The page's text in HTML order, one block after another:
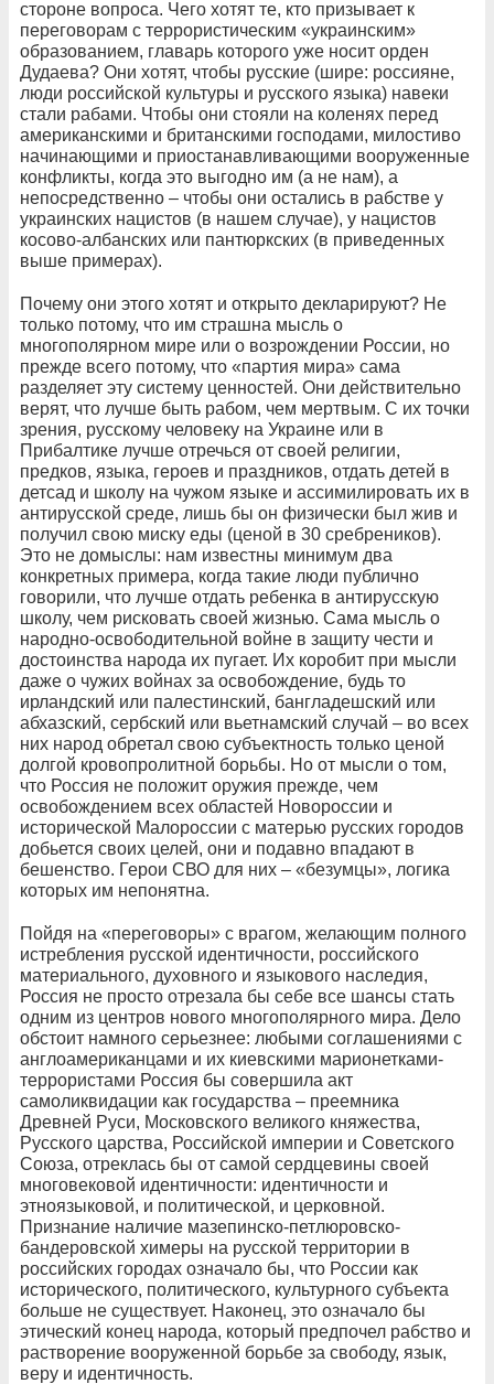
стороне вопроса. Чего хотят те, кто призывает к
переговорам с террористическим «украинским»
образованием, главарь которого уже носит орден
Дудаева? Они хотят, чтобы русские (шире: россияне,
люди российской культуры и русского языка) навеки
стали рабами. Чтобы они стояли на коленях перед
американскими и британскими господами, милостиво
начинающими и приостанавливающими вооруженные
конфликты, когда это выгодно им (а не нам), а
непосредственно – чтобы они остались в рабстве у
украинских нацистов (в нашем случае), у нацистов
косово-албанских или пантюркских (в приведенных
выше примерах).
Почему они этого хотят и открыто декларируют? Не
только потому, что им страшна мысль о
многополярном мире или о возрождении России, но
прежде всего потому, что «партия мира» сама
разделяет эту систему ценностей. Они действительно
верят, что лучше быть рабом, чем мертвым. С их точки
зрения, русскому человеку на Украине или в
Прибалтике лучше отречься от своей религии,
предков, языка, героев и праздников, отдать детей в
детсад и школу на чужом языке и ассимилировать их в
антирусской среде, лишь бы он физически был жив и
получил свою миску еды (ценой в 30 сребреников).
Это не домыслы: нам известны минимум два
конкретных примера, когда такие люди публично
говорили, что лучше отдать ребенка в антирусскую
школу, чем рисковать своей жизнью. Сама мысль о
народно-освободительной войне в защиту чести и
достоинства народа их пугает. Их коробит при мысли
даже о чужих войнах за освобождение, будь то
ирландский или палестинский, бангладешский или
абхазский, сербский или вьетнамский случай – во всех
них народ обретал свою субъектность только ценой
долгой кровопролитной борьбы. Но от мысли о том,
что Россия не положит оружия прежде, чем
освобождением всех областей Новороссии и
исторической Малороссии с матерью русских городов
добьется своих целей, они и подавно впадают в
бешенство. Герои СВО для них – «безумцы», логика
которых им непонятна.
Пойдя на «переговоры» с врагом, желающим полного
истребления русской идентичности, российского
материального, духовного и языкового наследия,
Россия не просто отрезала бы себе все шансы стать
одним из центров нового многополярного мира. Дело
обстоит намного серьезнее: любыми соглашениями с
англоамериканцами и их киевскими марионетками-
террористами Россия бы совершила акт
самоликвидации как государства – преемника
Древней Руси, Московского великого княжества,
Русского царства, Российской империи и Советского
Союза, отреклась бы от самой сердцевины своей
многовековой идентичности: идентичности и
этноязыковой, и политической, и церковной.
Признание наличие мазепинско-петлюровско-
бандеровской химеры на русской территории в
российских городах означало бы, что России как
исторического, политического, культурного субъекта
больше не существует. Наконец, это означало бы
этический конец народа, который предпочел рабство и
растворение вооруженной борьбе за свободу, язык,
веру и идентичность.